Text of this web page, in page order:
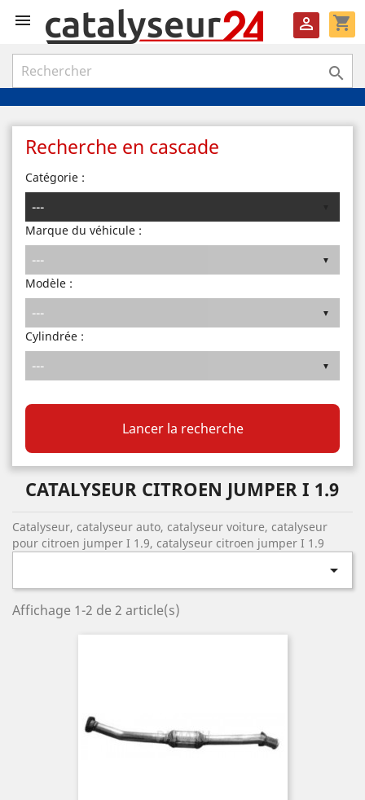
 shopping_cart


Recherche en cascade
Catégorie :
Marque du véhicule :
Modèle :
Cylindrée :
Lancer la recherche
CATALYSEUR CITROEN JUMPER I 1.9
Catalyseur, catalyseur auto, catalyseur voiture, catalyseur
pour citroen jumper I 1.9, catalyseur citroen jumper I 1.9

Affichage 1-2 de 2 article(s)